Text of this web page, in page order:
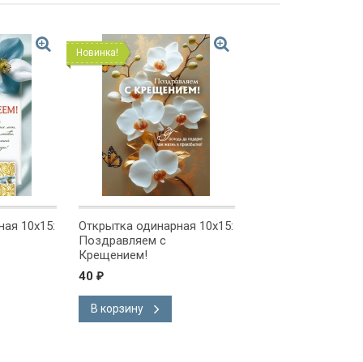
10x15:
Новинка!
Открытка одинарная 10x15:
Поздравляем с
Крещением!
40 ₽
В корзину